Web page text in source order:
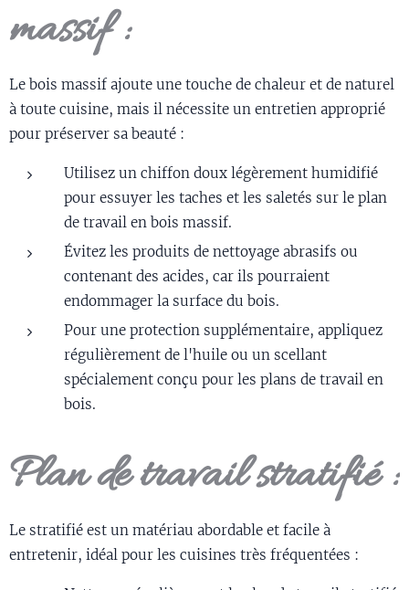
massif :
Le bois massif ajoute une touche de chaleur et de naturel
à toute cuisine, mais il nécessite un entretien approprié
pour préserver sa beauté :
Utilisez un chiffon doux légèrement humidifié
pour essuyer les taches et les saletés sur le plan
de travail en bois massif.
Évitez les produits de nettoyage abrasifs ou
contenant des acides, car ils pourraient
endommager la surface du bois.
Pour une protection supplémentaire, appliquez
régulièrement de l'huile ou un scellant
spécialement conçu pour les plans de travail en
bois.
Plan de travail stratifié :
Le stratifié est un matériau abordable et facile à
entretenir, idéal pour les cuisines très fréquentées :